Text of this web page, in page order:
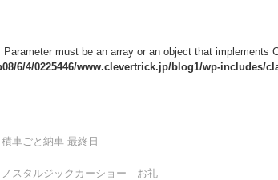
Parameter must be an array or an object that implements
6/4/0225446/www.clevertrick.jp/blog1/wp-includes/
車ごと納車 最終日
ノスタルジックカーショー お礼